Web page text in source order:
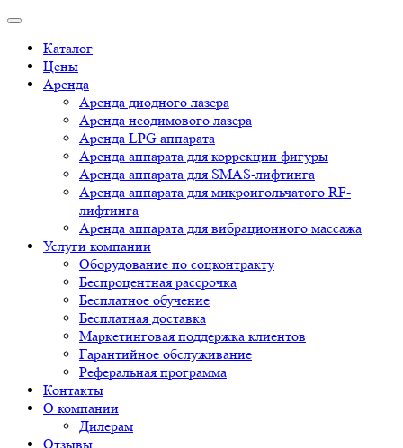
Каталог
Цены
Аренда
Аренда диодного лазера
Аренда неодимового лазера
Аренда LPG аппарата
Аренда аппарата для коррекции фигуры
Аренда аппарата для SMAS-лифтинга
Аренда аппарата для микроигольчатого RF-
лифтинга
Аренда аппарата для вибрационного массажа
Услуги компании
Оборудование по соцконтракту
Беспроцентная рассрочка
Бесплатное обучение
Бесплатная доставка
Маркетинговая поддержка клиентов
Гарантийное обслуживание
Реферальная программа
Контакты
О компании
Дилерам
Отзывы